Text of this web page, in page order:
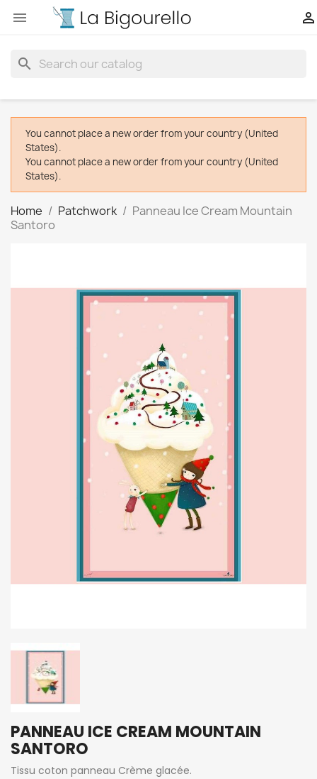
 
search
You cannot place a new order from your country (United
States).
You cannot place a new order from your country (United
States).
Home Patchwork
Panneau Ice Cream Mountain
Santoro
PANNEAU ICE CREAM MOUNTAIN
SANTORO
Tissu coton panneau Crème glacée.